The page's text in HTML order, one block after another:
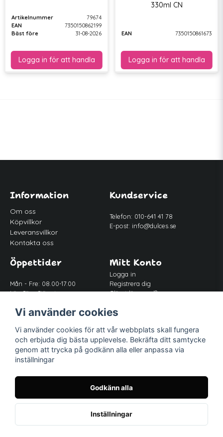
Artikelnummer
79674
EAN
7350150862199
Bäst före
31-08-2026
330ml CN
EAN 7350150861673
Information
Om oss
Köpvillkor
Leveransvillkor
Kontakta oss
Kundservice
Telefon: 010-641 41 78
E-post: info@dulces.se
Öppettider
Mån - Fre: 08.00-17.00
Lör-Sön: Stängt
Mitt Konto
Logga in
Registrera dig
Glömt lösenord?
Följ oss
Facebook
Instagram
Vi använder cookies
Vi använder cookies för att vår webbplats skall fungera
och erbjuda dig bästa upplevelse. Bekräfta ditt samtycke
genom att trycka på godkänn alla eller anpassa via
inställningar
Godkänn alla
Inställningar